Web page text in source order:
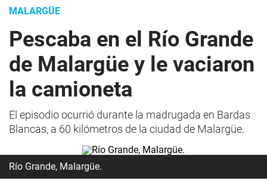
MALARGÜE
Pescaba en el Río Grande
de Malargüe y le vaciaron
la camioneta
El episodio ocurrió durante la madrugada en Bardas
Blancas, a 60 kilómetros de la ciudad de Malargüe.
Río Grande, Malargüe.